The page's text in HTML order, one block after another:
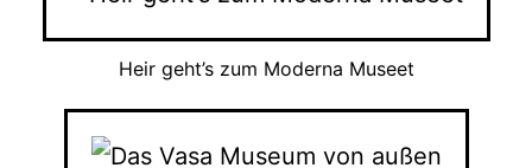
Heir geht’s zum Moderna Museet